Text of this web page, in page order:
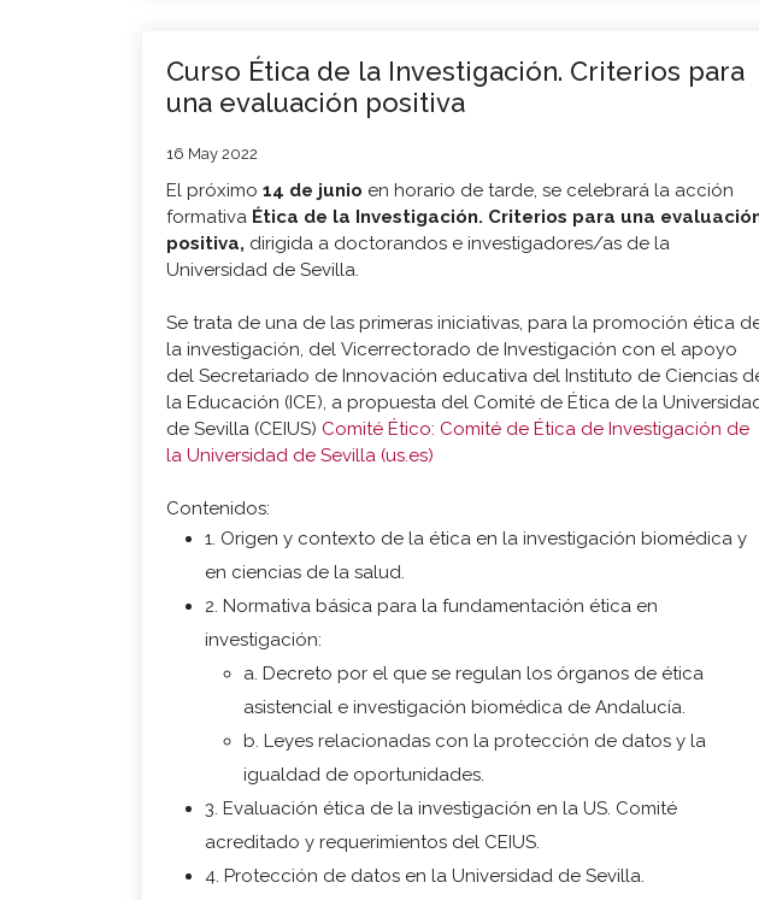
Curso Ética de la Investigación. Criterios para
una evaluación positiva
16 May 2022
El próximo 14 de junio en horario de tarde, se celebrará la acción
formativa Ética de la Investigación. Criterios para una
positiva, dirigida a doctorandos e investigadores/as de la
Universidad de Sevilla.
Se trata de una de las primeras iniciativas, para la promoción ética
la investigación, del Vicerrectorado de Investigación con el apoyo
del Secretariado de Innovación educativa del Instituto de Ciencias
la Educación (ICE), a propuesta del Comité de Ética de la
de Sevilla (CEIUS) Comité Ético: Comité de Ética de Investigación de
la Universidad de Sevilla (us.es)
Contenidos:
1. Origen y contexto de la ética en la investigación biomédica y
en ciencias de la salud.
2. Normativa básica para la fundamentación ética en
investigación:
a. Decreto por el que se regulan los órganos de ética
asistencial e investigación biomédica de Andalucía.
b. Leyes relacionadas con la protección de datos y la
igualdad de oportunidades.
3. Evaluación ética de la investigación en la US. Comité
acreditado y requerimientos del CEIUS.
4. Protección de datos en la Universidad de Sevilla.